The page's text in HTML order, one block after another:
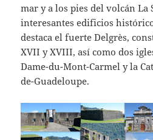
mar y a los pies del volcán La
interesantes edificios
destaca el fuerte Delgrès,
XVII y XVIII, así como dos
Dame-du-Mont-Carmel y la
de-Guadeloupe.